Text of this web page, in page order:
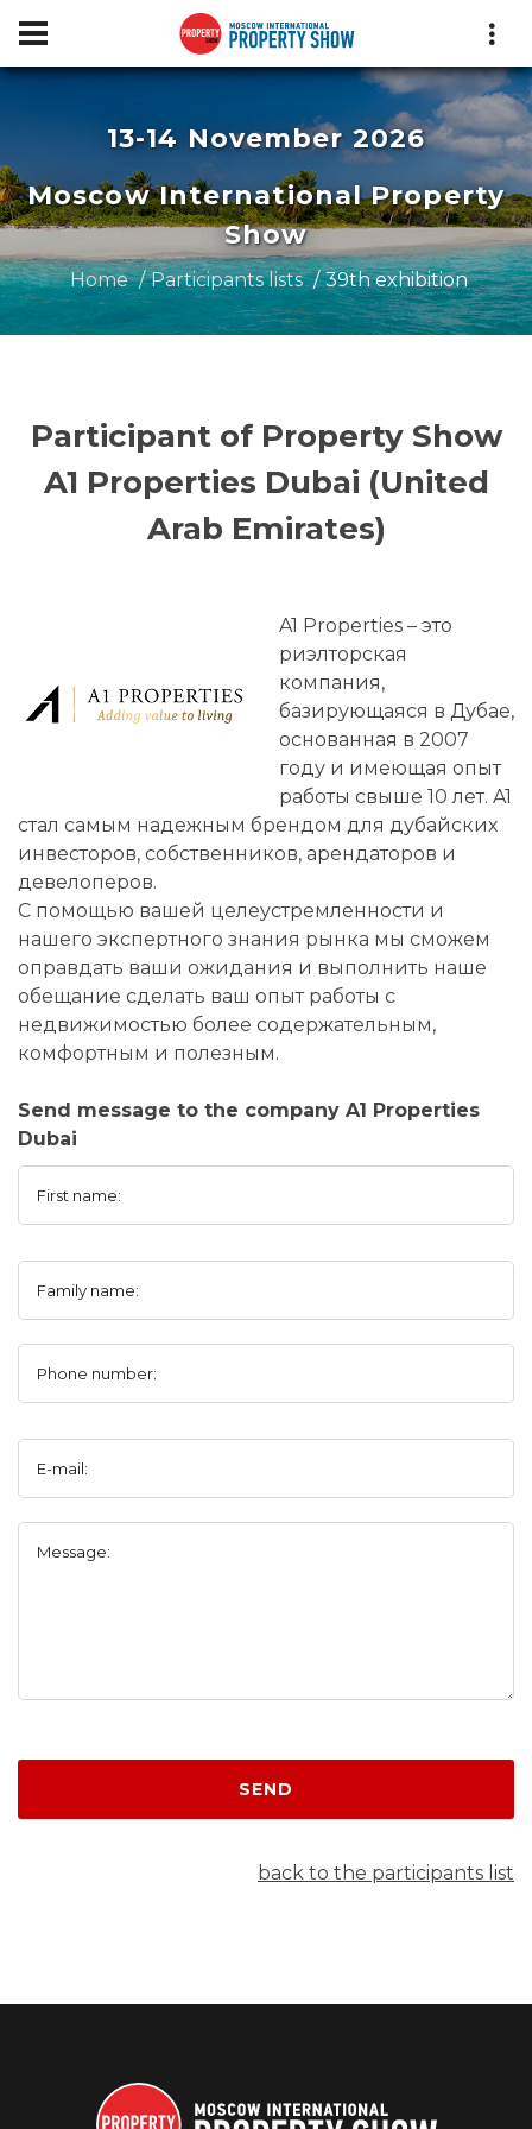
13-14 November 2026
Moscow International Property
Show
Home Participants lists 39th exhibition
Participant of Property Show
A1 Properties Dubai (United
Arab Emirates)
A1 Properties – это
риэлторская
компания,
базирующаяся в Дубае,
основанная в 2007
году и имеющая опыт
работы свыше 10 лет. A1
стал самым надежным брендом для дубайских
инвесторов, собственников, арендаторов и
девелоперов.
С помощью вашей целеустремленности и
нашего экспертного знания рынка мы сможем
оправдать ваши ожидания и выполнить наше
обещание сделать ваш опыт работы с
недвижимостью более содержательным,
комфортным и полезным.
Send message to the company A1 Properties
Dubai
First name:
Family name:
Phone number:
E-mail:
Message:
SEND
back to the participants list